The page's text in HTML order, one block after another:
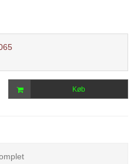
Køb